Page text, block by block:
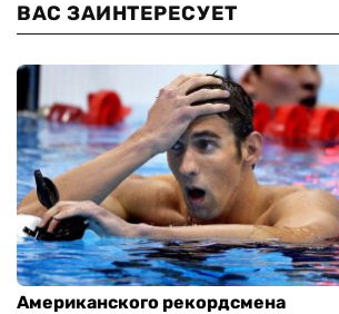
ВАС ЗАИНТЕРЕСУЕТ
Американского рекордсмена